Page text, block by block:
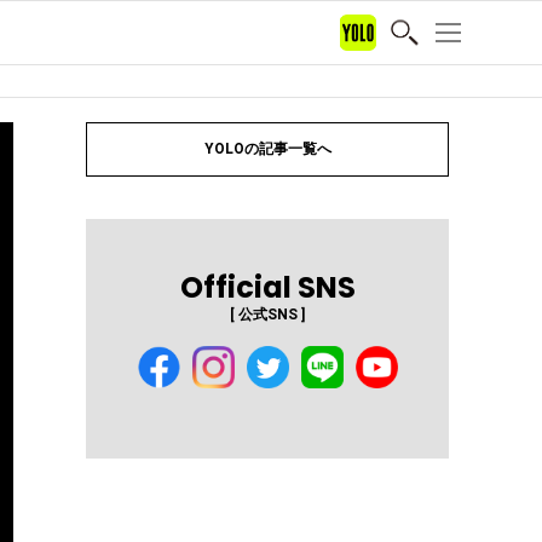
YOLOの記事一覧へ
Official SNS
[ 公式SNS ]